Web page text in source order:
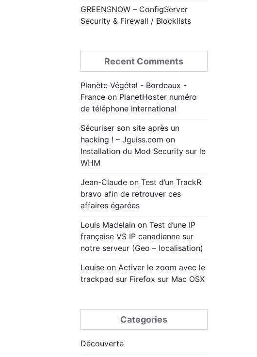
GREENSNOW – ConfigServer
Security & Firewall / Blocklists
Recent Comments
Planète Végétal - Bordeaux -
Franceon PlanetHoster numéro
de téléphone international
Sécuriser son site après un
hacking ! – Jguiss.com on
Installation du Mod Security sur le
WHM
Jean-Claudeon Test d’un TrackR
bravo afin de retrouver ces
affaires égarées
Louis Madelainon Test d’une IP
française VS IP canadienne sur
notre serveur (Geo – localisation)
Louiseon Activer le zoom avec le
trackpad sur Firefox sur Mac OSX
Categories
Découverte